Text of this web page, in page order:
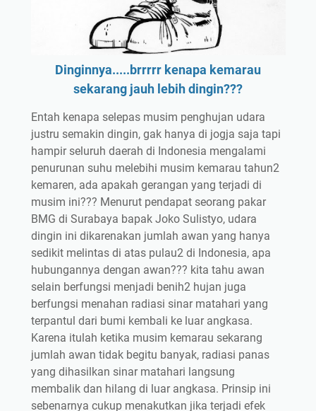
Dinginnya.....brrrrr kenapa kemarau
sekarang jauh lebih dingin???
Entah kenapa selepas musim penghujan udara
justru semakin dingin, gak hanya di jogja saja tapi
hampir seluruh daerah di Indonesia mengalami
penurunan suhu melebihi musim kemarau tahun2
kemaren, ada apakah gerangan yang terjadi di
musim ini??? Menurut pendapat seorang pakar
BMG di Surabaya bapak Joko Sulistyo, udara
dingin ini dikarenakan jumlah awan yang hanya
sedikit melintas di atas pulau2 di Indonesia, apa
hubungannya dengan awan??? kita tahu awan
selain berfungsi menjadi benih2 hujan juga
berfungsi menahan radiasi sinar matahari yang
terpantul dari bumi kembali ke luar angkasa.
Karena itulah ketika musim kemarau sekarang
jumlah awan tidak begitu banyak, radiasi panas
yang dihasilkan sinar matahari langsung
membalik dan hilang di luar angkasa. Prinsip ini
sebenarnya cukup menakutkan jika terjadi efek